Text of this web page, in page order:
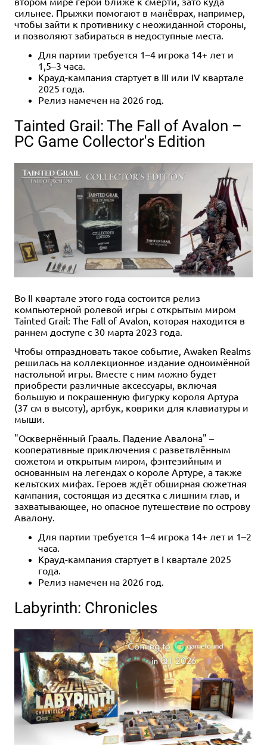
сильнее. Прыжки помогают в манёврах, например,
чтобы зайти к противнику с неожиданной стороны,
и позволяют забираться в недоступные места.
Для партии требуется 1–4 игрока 14+ лет и
1,5–3 часа.
Крауд-кампания стартует в III или IV квартале
2025 года.
Релиз намечен на 2026 год.
Tainted Grail: The Fall of Avalon –
PC Game Collector's Edition
Во II квартале этого года состоится релиз
компьютерной ролевой игры с открытым миром
Tainted Grail: The Fall of Avalon, которая находится в
раннем доступе с 30 марта 2023 года.
Чтобы отпраздновать такое событие, Awaken Realms
решилась на коллекционное издание одноимённой
настольной игры. Вместе с ним можно будет
приобрести различные аксессуары, включая
большую и покрашенную фигурку короля Артура
(37 см в высоту), артбук, коврики для клавиатуры и
мыши.
"Осквернённый Грааль. Падение Авалона" –
кооперативные приключения с разветвлённым
сюжетом и открытым миром, фэнтезийным и
основанным на легендах о короле Артуре, а также
кельтских мифах. Героев ждёт обширная сюжетная
кампания, состоящая из десятка с лишним глав, и
захватывающее, но опасное путешествие по острову
Авалону.
Для партии требуется 1–4 игрока 14+ лет и 1–2
часа.
Крауд-кампания стартует в I квартале 2025
года.
Релиз намечен на 2026 год.
Labyrinth: Chronicles